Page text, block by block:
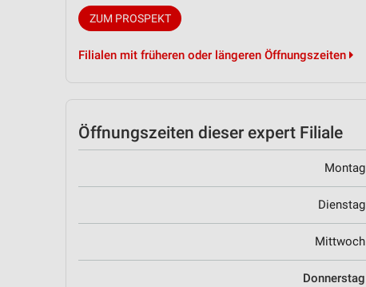
ZUM PROSPEKT
Filialen mit früheren oder längeren Öffnungszeiten
Öffnungszeiten dieser expert Filiale
Montag
Dienstag
Mittwoch
Donnerstag